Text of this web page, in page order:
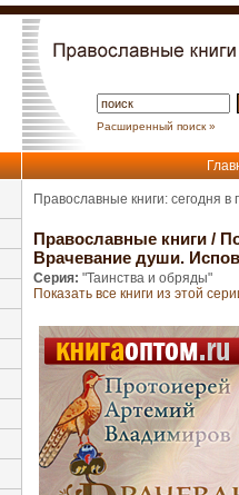
Расширенный поиск »
Православные книги: сегодня
Православные книги /
Врачевание души.
Серия: "Таинства и обряды"
Показать все книги из этой